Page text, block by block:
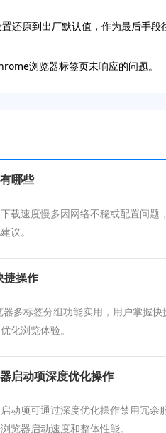
还原到出厂默认值，作为最后手段
浏览器标签页未响应的问题。
哪些
载速度慢多因网络不稳或配置问题
议。
捷操作
多标签分组功能实用，用户掌握
化浏览体验。
启动项深度优化操作
动项可通过深度优化操作禁用冗余
览器启动速度和整体性能。